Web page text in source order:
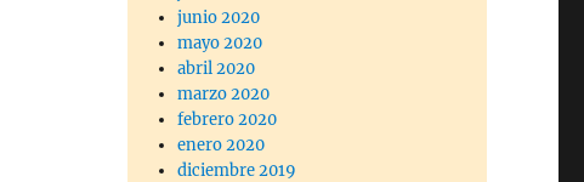
junio 2020
mayo 2020
abril 2020
marzo 2020
febrero 2020
enero 2020
diciembre 2019